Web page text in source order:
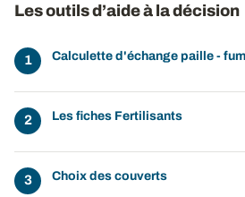
Les outils d’aide à la décision
Calculette d'échange paille -
Les fiches Fertilisants
Choix des couverts